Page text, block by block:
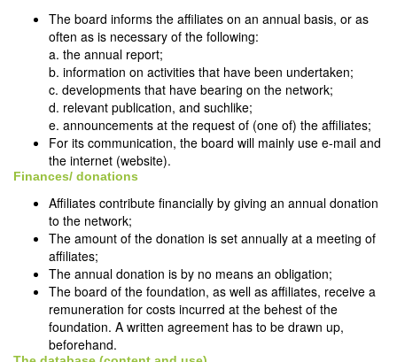
The board informs the affiliates on an annual basis, or as
often as is necessary of the following:
a. the annual report;
b. information on activities that have been undertaken;
c. developments that have bearing on the network;
d. relevant publication, and suchlike;
e. announcements at the request of (one of) the affiliates;
For its communication, the board will mainly use e-mail and
the internet (website).
Finances/ donations
Affiliates contribute financially by giving an annual donation
to the network;
The amount of the donation is set annually at a meeting of
affiliates;
The annual donation is by no means an obligation;
The board of the foundation, as well as affiliates, receive a
remuneration for costs incurred at the behest of the
foundation. A written agreement has to be drawn up,
beforehand.